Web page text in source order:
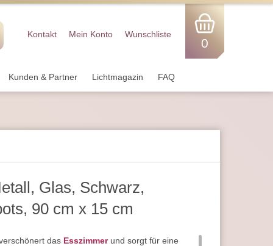
Kontakt Mein Konto Wunschliste
0
Kunden & Partner Lichtmagazin FAQ
Glas, Schwarz,
90 cm x 15 cm
das Esszimmerund sorgt für eine